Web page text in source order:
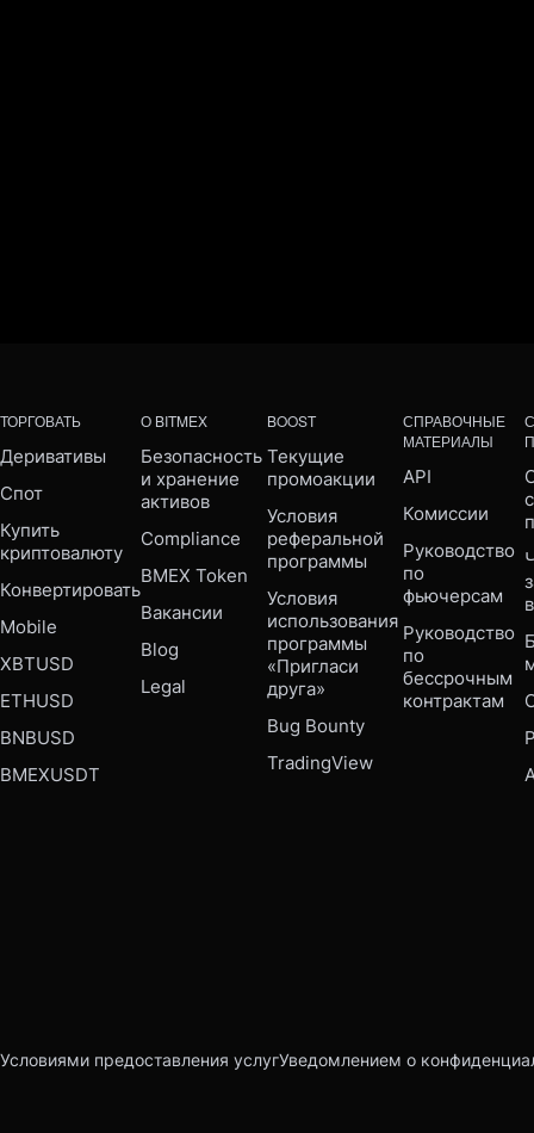
ТОРГОВАТЬ
Деривативы
Спот
Купить
криптовалюту
Конвертировать
Mobile
XBTUSD
ETHUSD
BNBUSD
BMEXUSDT
О BITMEX
Безопасность
и хранение
активов
Compliance
BMEX Token
Вакансии
Blog
Legal
BOOST
Текущие
промоакции
Условия
реферальной
программы
Условия
использования
программы
«Пригласи
друга»
Bug Bounty
TradingView
СПРАВОЧНЫЕ
МАТЕРИАЛЫ
API
Комиссии
Руководство
по
фьючерсам
Руководство
по
бессрочным
контрактам
Условиями предоставления услугУведомлением о